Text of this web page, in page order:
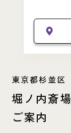
東京都杉並区
堀ノ内斎
ご案内